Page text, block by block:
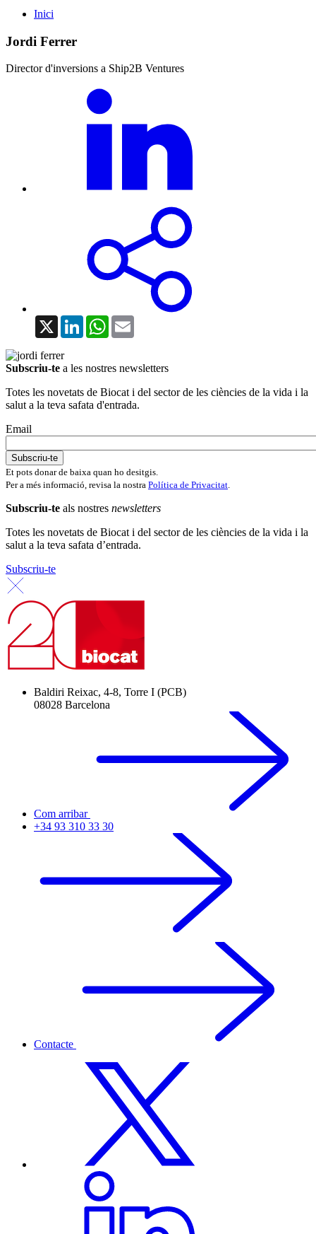
Inici
Jordi Ferrer
Director d'inversions a Ship2B Ventures
X LinkedInWhatsApp
Subscriu-te a les nostres newsletters
Totes les novetats de Biocat i del sector de les ciències de la vida i la
salut a la teva safata d'entrada.
Email
Et pots donar de baixa quan ho desitgis.
Per a més informació, revisa la nostra Política de Privacitat.
Subscriu-te als nostres newsletters
Totes les novetats de Biocat i del sector de les ciències de la vida i la
salut a la teva safata d’entrada.
Subscriu-te
Baldiri Reixac, 4-8, Torre I (PCB)
08028 Barcelona
Com arribar
+34 93 310 33 30
Contacte